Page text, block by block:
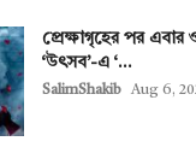
প্রেক্ষাগৃহের পর এবার
‘উৎসব’-এ ‘...
SalimShakib Aug 6,